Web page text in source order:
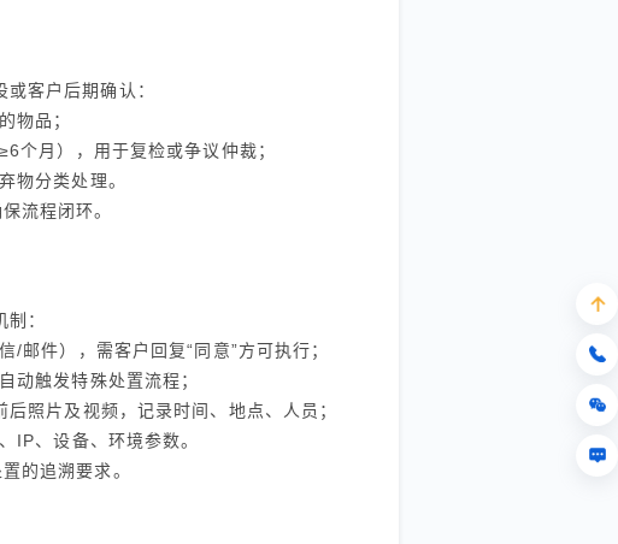
客户后期确认：
物品；
个月），用于复检或争议仲裁；
物分类处理。
流程闭环。
：
/邮件），需客户回复“同意”方可执行；
动触发特殊处置流程；
照片及视频，记录时间、地点、人员；
IP、设备、环境参数。
的追溯要求。